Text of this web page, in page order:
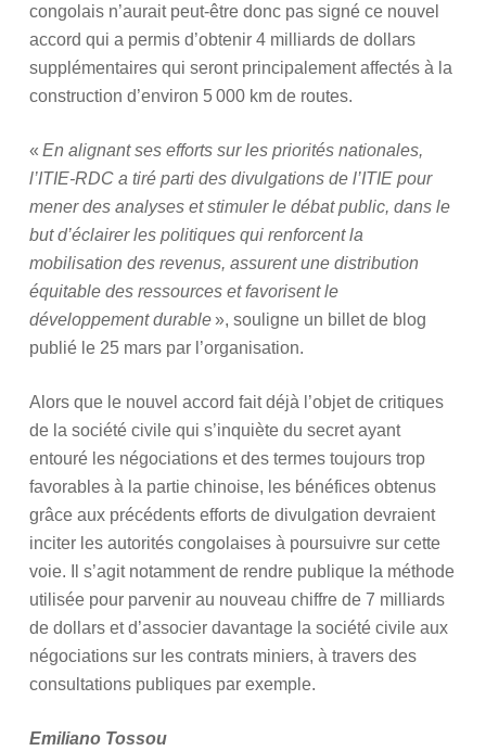
congolais n’aurait peut-être donc pas signé ce nouvel
accord qui a permis d’obtenir 4 milliards de dollars
supplémentaires qui seront principalement affectés à la
construction d’environ 5 000 km de routes.
« En alignant ses efforts sur les priorités nationales,
l’ITIE-RDC a tiré parti des divulgations de l’ITIE pour
mener des analyses et stimuler le débat public, dans le
but d’éclairer les politiques qui renforcent la
mobilisation des revenus, assurent une distribution
équitable des ressources et favorisent le
développement durable», souligne un billet de blog
publié le 25 mars par l’organisation.
Alors que le nouvel accord fait déjà l’objet de critiques
de la société civile qui s’inquiète du secret ayant
entouré les négociations et des termes toujours trop
favorables à la partie chinoise, les bénéfices obtenus
grâce aux précédents efforts de divulgation devraient
inciter les autorités congolaises à poursuivre sur cette
voie. Il s’agit notamment de rendre publique la méthode
utilisée pour parvenir au nouveau chiffre de 7 milliards
de dollars et d’associer davantage la société civile aux
négociations sur les contrats miniers, à travers des
consultations publiques par exemple.
Emiliano Tossou